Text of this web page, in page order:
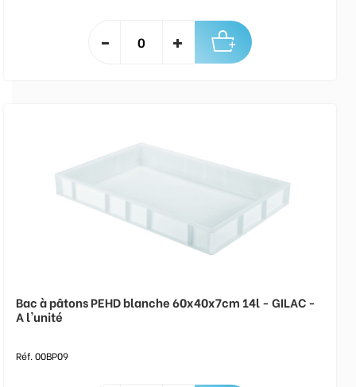
Bac à pâtons PEHD blanche 60x40x7cm 14l - GILAC -
A l'unité
Réf. 00BP09